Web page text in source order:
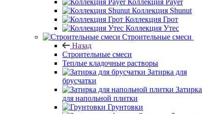
Коллекция Shunut
Коллекция Грот
Коллекция Утес
Строительные смеси
Назад
Строительные смеси
Теплые кладочные растворы
Затирка для
брусчатки
Затирка
для напольной плитки
Грунтовки